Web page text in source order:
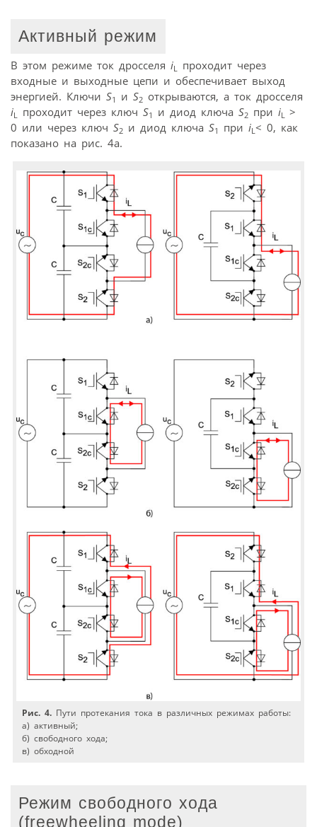
Активный режим
В этом режиме ток дросселя iL
проходит через
входные и выходные цепи и обеспечивает выход
энергией. Ключи S1 и S2 открываются, а ток дросселя
iL проходит через ключ S1 и диод ключа S2 при iL >
0 или через ключ S2 и диод ключа S1 при iL < 0, как
показано на рис. 4а.
Рис. 4. Пути протекания тока в различных режимах работы:
а) активный;
б) свободного хода;
в) обходной
Режим свободного хода
(freewheeling mode)